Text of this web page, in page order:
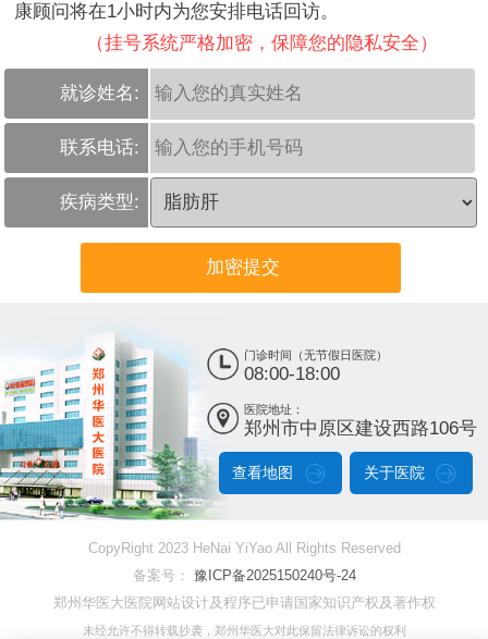
康顾问将在1小时内为您安排电话回访。
（挂号系统严格加密，保障您的隐私安全）
就诊姓名:
联系电话:
疾病类型:
门诊时间（无节假日医院）
08:00-18:00
医院地址：
郑州市中原区建设西路106号
查看地图 关于医院
CopyRight 2023 HeNai YiYao All Rights Reserved
备案号：
豫ICP备2025150240号-24
郑州华医大医院网站设计及程序已申请国家知识产权及著作权
未经允许不得转载抄袭，郑州华医大对此保留法律诉讼的权利